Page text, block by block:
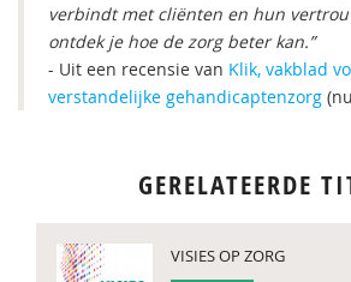
verbindt met cliënten en hun
ontdek je hoe de zorg beter kan.”
- Uit een recensie van Klik, vakblad
verstandelijke gehandicaptenzorg
GERELATEERDE
VISIES OP ZORG